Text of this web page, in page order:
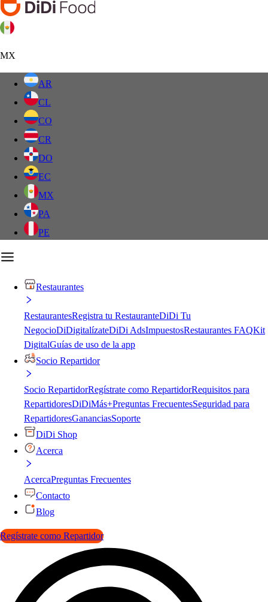
MX
AR
CL
CO
CR
DO
EC
MX
PA
PE
Restaurantes
RestaurantesRegistra tu RestauranteDiDi Tu
NegocioDiDigitalízateDiDi AdsImpuestosRestaurantes FAQKit
DigitalGuías de uso de la app
Socio Repartidor
Socio RepartidorRegístrate como RepartidorRequisitos para
RepartidoresDiDiMás+Preguntas FrecuentesSeguridad para
RepartidoresGananciasSoporte
DiDi Shop
Acerca
AcercaPreguntas Frecuentes
Contacto
Blog
Regístrate como Repartidor